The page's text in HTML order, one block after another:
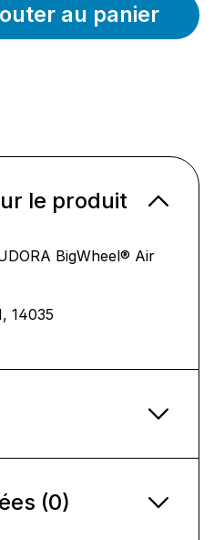
au panier
le produit
BigWheel® Air
14035
(0)